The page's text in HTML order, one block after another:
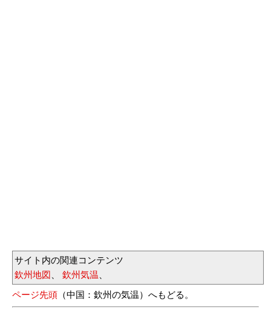
サイト内の関連コンテンツ
欽州地図
欽州気温
ページ先頭 （中国：欽州の気温）へもどる。